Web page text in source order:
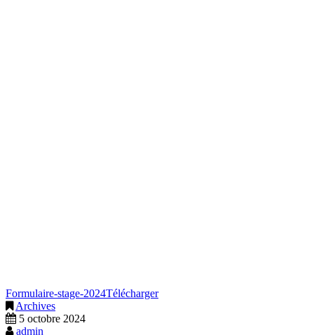
Formulaire-stage-2024Télécharger
Archives
5 octobre 2024
admin